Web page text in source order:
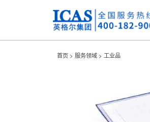
首页 > 服务领域 > 工业品